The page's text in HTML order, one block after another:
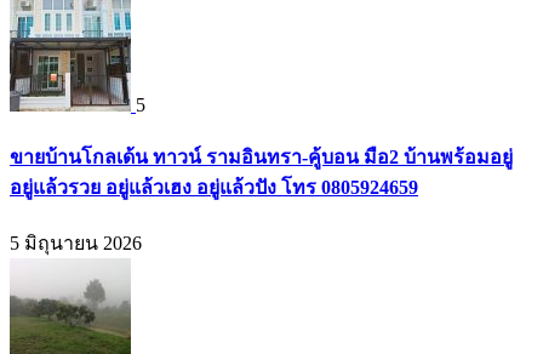
5
ขายบ้านโกลเด้น ทาวน์ รามอินทรา-คู้บอน มือ2 บ้านพร้อมอยู่
อยู่แล้วรวย อยู่แล้วเฮง อยู่แล้วปัง โทร 0805924659
5 มิถุนายน 2026